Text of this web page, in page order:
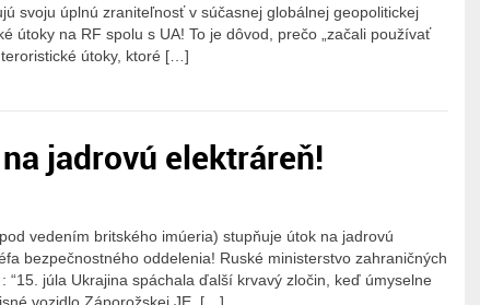
svoju úplnú zraniteľnosť v súčasnej globálnej geopolitickej
útoky na RF spolu s UA! To je dôvod, prečo „začali používať
útoky, ktoré […]
jadrovú elektráreň!
vedením britského imúeria) stupňuje útok na jadrovú
bezpečnostného oddelenia! Ruské ministerstvo zahraničných
“15. júla Ukrajina spáchala ďalší krvavý zločin, keď úmyselne